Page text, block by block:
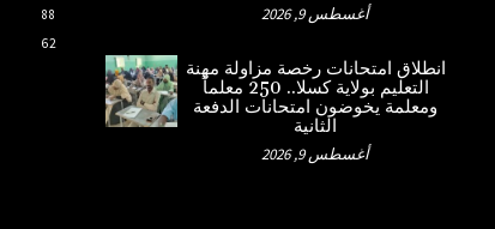
88
62
أغسطس 9, 2026
انطلاق امتحانات رخصة مزاولة مهنة
التعليم بولاية كسلا.. 250 معلماً
ومعلمة يخوضون امتحانات الدفعة
الثانية
أغسطس 9, 2026